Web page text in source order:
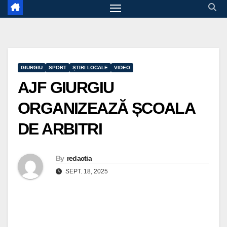
GIURGIU SPORT ȘTIRI LOCALE VIDEO
AJF GIURGIU
ORGANIZEAZĂ ȘCOALA
DE ARBITRI
By redactia
SEPT. 18, 2025